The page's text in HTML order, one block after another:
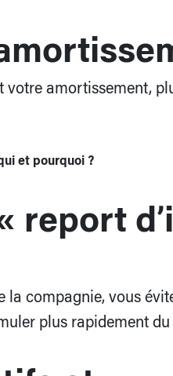
votre amortissement,
et pourquoi ?
report
la compagnie, vous
plus rapidement